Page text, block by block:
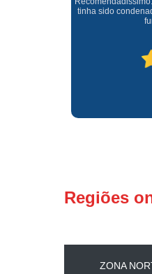
Uma empresa á
cliente ótimo
Regiões
ZONA